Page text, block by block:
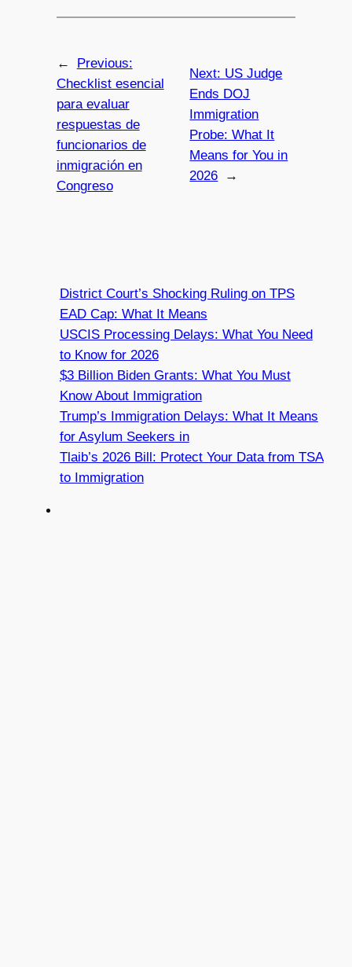
←
Previous:
Checklist esencial
para evaluar
respuestas de
funcionarios de
inmigración en
Congreso
Next: US Judge
Ends DOJ
Immigration
Probe: What It
Means for You in
2026
→
District Court’s Shocking Ruling on TPS
EAD Cap: What It Means
USCIS Processing Delays: What You Need
to Know for 2026
$3 Billion Biden Grants: What You Must
Know About Immigration
Trump’s Immigration Delays: What It Means
for Asylum Seekers in
Tlaib’s 2026 Bill: Protect Your Data from TSA
to Immigration